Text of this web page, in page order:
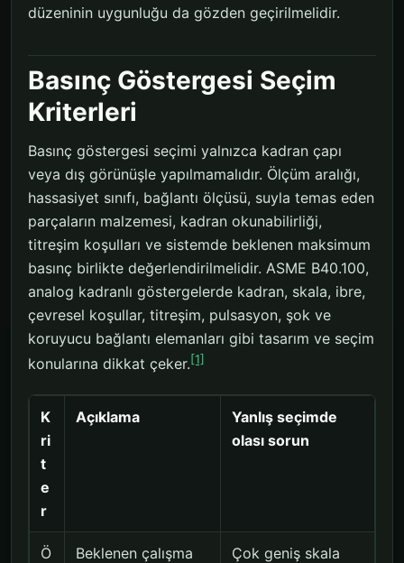
düzeninin uygunluğu da gözden geçirilmelidir.
Basınç Göstergesi Seçim
Kriterleri
Basınç göstergesi seçimi yalnızca kadran çapı
veya dış görünüşle yapılmamalıdır. Ölçüm aralığı,
hassasiyet sınıfı, bağlantı ölçüsü, suyla temas eden
parçaların malzemesi, kadran okunabilirliği,
titreşim koşulları ve sistemde beklenen maksimum
basınç birlikte değerlendirilmelidir. ASME B40.100,
analog kadranlı göstergelerde kadran, skala, ibre,
çevresel koşullar, titreşim, pulsasyon, şok ve
koruyucu bağlantı elemanları gibi tasarım ve seçim
konularına dikkat çeker.[1]
K
ri
t
e
r
Açıklama
Yanlış seçimde
olası sorun
Ö
Beklenen çalışma
Çok geniş skala